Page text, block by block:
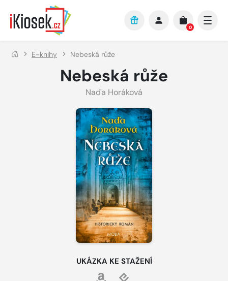
Přejít na hlavní obsah
0
E-knihy Nebeská růže
Nebeská růže
Naďa Horáková
UKÁZKA KE STAŽENÍ